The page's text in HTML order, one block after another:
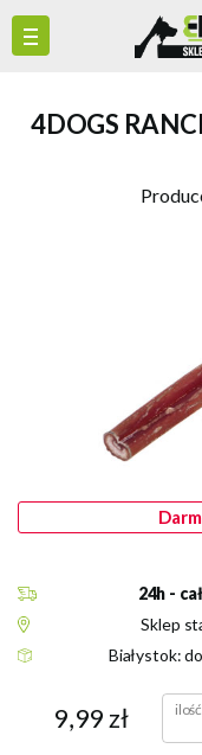
4DOGS
24h -
Sklep
Białystok:
9,99 zł